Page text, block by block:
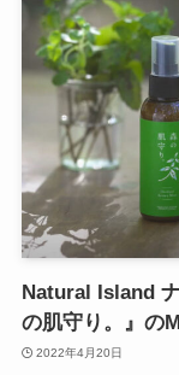
Natural Island
の肌守り。』の
2022年4月20日